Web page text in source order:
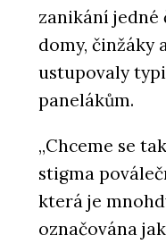
zanikání
domy, činžáky
ustupovaly
panelákům.
„Chceme se
stigma
která je
označována